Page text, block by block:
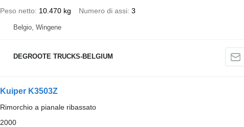
Peso netto
10.470 kg Numero di assi 3
Belgio, Wingene
DEGROOTE TRUCKS-BELGIUM
Kuiper K3503Z
Rimorchio a pianale ribassato
2000